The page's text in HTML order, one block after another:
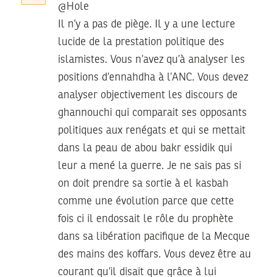
@Hole
Il n’y a pas de piège. Il y a une lecture
lucide de la prestation politique des
islamistes. Vous n’avez qu’à analyser les
positions d’ennahdha à l’ANC. Vous devez
analyser objectivement les discours de
ghannouchi qui comparait ses opposants
politiques aux renégats et qui se mettait
dans la peau de abou bakr essidik qui
leur a mené la guerre. Je ne sais pas si
on doit prendre sa sortie à el kasbah
comme une évolution parce que cette
fois ci il endossait le rôle du prophète
dans sa libération pacifique de la Mecque
des mains des koffars. Vous devez être au
courant qu’il disait que grâce à lui